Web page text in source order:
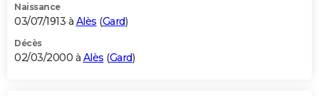
Naissance
03/07/1913 à Alès (Gard)
Décès
02/03/2000 à Alès (Gard)